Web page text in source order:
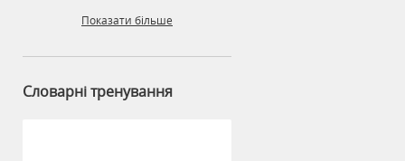
Показати більше
Словарні тренування